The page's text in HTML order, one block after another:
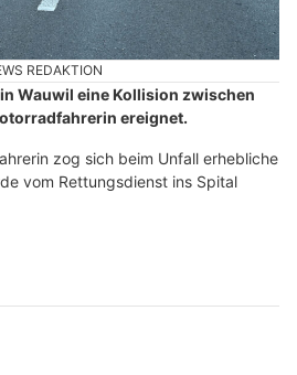
REDAKTION
Wauwil eine Kollision zwischen
ereignet.
zog sich beim Unfall erhebliche
vom Rettungsdienst ins Spital